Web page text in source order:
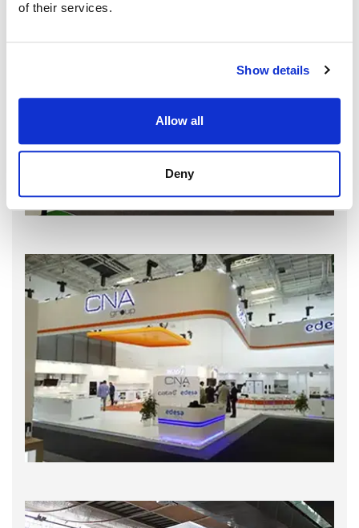
of their services.
Show details
Allow all
Deny